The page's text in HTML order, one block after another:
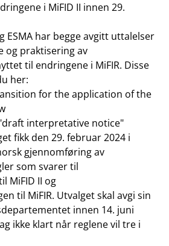
i MiFID II innen 29.
ESMA har begge avgitt uttalelser
og praktisering av
til endringene i MiFIR. Disse
her:
for the application of the
interpretative notice"
fikk den 29. februar 2024 i
gjennomføring av
som svarer til
MiFID II og
til MiFIR. Utvalget skal avgi sin
innen 14. juni
ikke klart når reglene vil tre i